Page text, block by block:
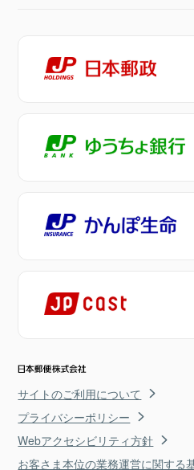
サイトのご利用について
プライバシーポリシー
Webアクセシビリティ方針
お客さま本位の業務運営に関する